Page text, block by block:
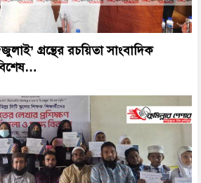
গ্রন্থের রচয়িতা সাংবাদিক